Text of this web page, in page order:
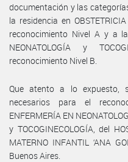
documentación y las
la residencia en
reconocimiento Nivel A y a
NEONATOLOGÍA y
reconocimiento Nivel B.
Que atento a lo expuesto,
necesarios para el
ENFERMERÍA EN
y TOCOGINECOLOGÍA, del
MATERNO INFANTIL ‘ANA
Buenos Aires.